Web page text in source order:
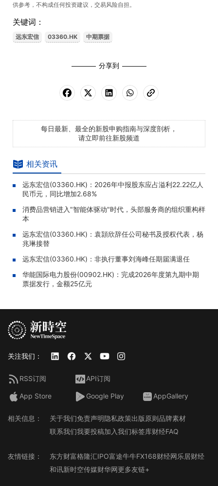
供参考，不构成任何投资建议，交易风险自担。
关键词：
远东宏信 03360.HK 中期票据
分享到
每日最新、最全的新股申购指南与深度剖析，
请立即前往新股频道
相关资讯
远东宏信(03360.HK)：2026年中报股东应占溢利22.22亿人
民币元，同比增加2.68%
消费品营销进入"智能体驱动"时代，头部服务商的组织重构样
本
远东宏信(03360.HK)：袁頴欣辞任公司秘书及授权代表，杨
兆琳接替
远东宏信(03360.HK)：非执行董事刘海峰任期届满退任
华能国际电力股份(00902.HK)：完成2026年度第九期中期
票据发行，金额25亿元
关注我们：
RSS订阅 API订阅
App Store Google Play AppGallery
相关信息： 关于我们免责声明隐私政策出版原则品牌素材
联系我们我要投稿加入我们标签库财经FAQ
友情链接： 东方财富格隆汇IPO富途牛牛FX168财经网乐居财经
和讯新时空传媒财华网更多友链+